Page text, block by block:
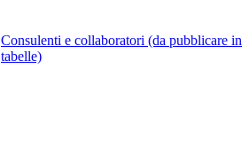
Consulenti e collaboratori (da pubblicare in
tabelle)